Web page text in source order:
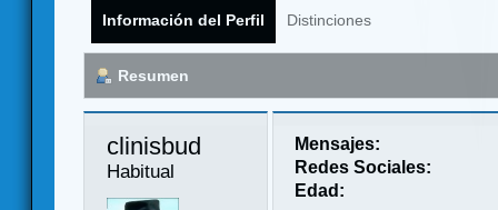
Información del Perfil Distinciones
Resumen
clinisbud
Habitual
Mensajes:
Redes Sociales:
Edad: